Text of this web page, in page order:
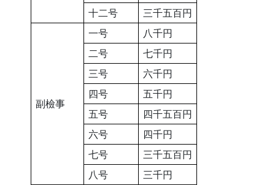
十二号
三千五百円
副檢事
一号
八千円
二号
七千円
三号
六千円
四号
五千円
五号
四千五百円
六号
四千円
七号
三千五百円
八号
三千円